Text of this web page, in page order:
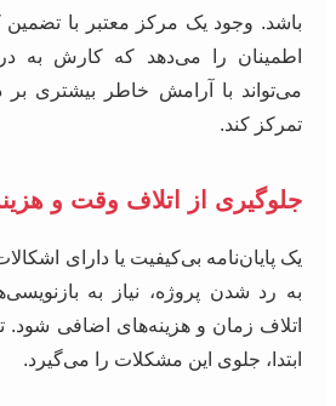
باشد. وجود یک مرکز معتبر با تضمین
اطمینان را می‌دهد که کارش به
می‌تواند با آرامش خاطر بیشتری بر
تمرکز کند.
جلوگیری از اتلاف وقت و
یک پایان‌نامه بی‌کیفیت یا دارای
به رد شدن پروژه، نیاز به
اتلاف زمان و هزینه‌های اضافی شود.
ابتدا، جلوی این مشکلات را می‌گیرد.